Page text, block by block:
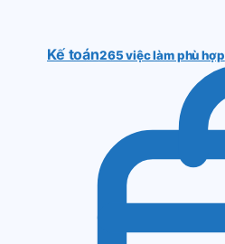
Kế toán265 việc làm phù hợp